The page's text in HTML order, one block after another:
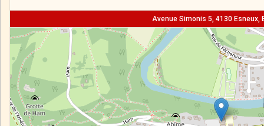
Avenue Simonis 5, 4130 Esneux,